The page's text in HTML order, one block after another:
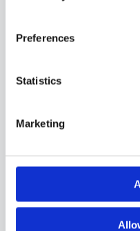
Preferences
Statistics
Marketing
15CA20-GGB08C
6X40 MM. ADATTA PER IL